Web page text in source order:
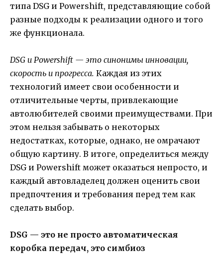
типа DSG и Powershift, представляющие собой
разные подходы к реализации одного и того
же функционала.
DSG и Powershift — это синонимы инновации,
скорость и прогресса. Каждая из этих
технологий имеет свои особенности и
отличительные черты, привлекающие
автолюбителей своими преимуществами. При
этом нельзя забывать о некоторых
недостатках, которые, однако, не омрачают
общую картину. В итоге, определиться между
DSG и Powershift может оказаться непросто, и
каждый автовладелец должен оценить свои
предпочтения и требования перед тем как
сделать выбор.
DSG — это не просто автоматическая
коробка передач, это симбиоз